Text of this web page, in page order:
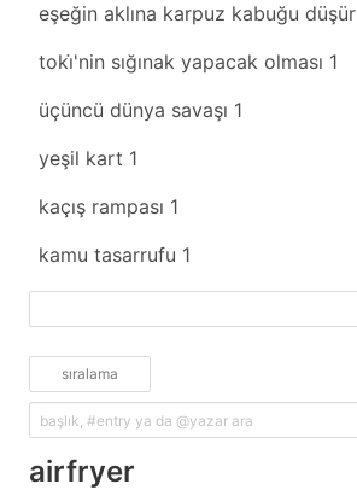
eşeğin aklına karpuz kabuğu
toki̇'nin sığınak yapacak olması 1
üçüncü dünya savaşı 1
yeşil kart 1
kaçış rampası 1
kamu tasarrufu 1
sıralama
airfryer